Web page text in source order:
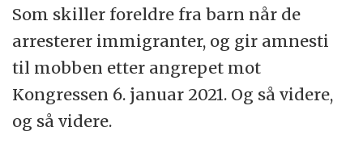
Som skiller foreldre fra barn når de
arresterer immigranter, og gir amnesti
til mobben etter angrepet mot
Kongressen 6. januar 2021. Og så videre,
og så videre.